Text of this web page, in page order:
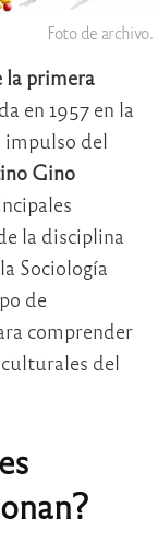
Foto de archivo.
la primera
en 1957 en la
impulso del
Gino
la disciplina
Sociología
de
comprender
del